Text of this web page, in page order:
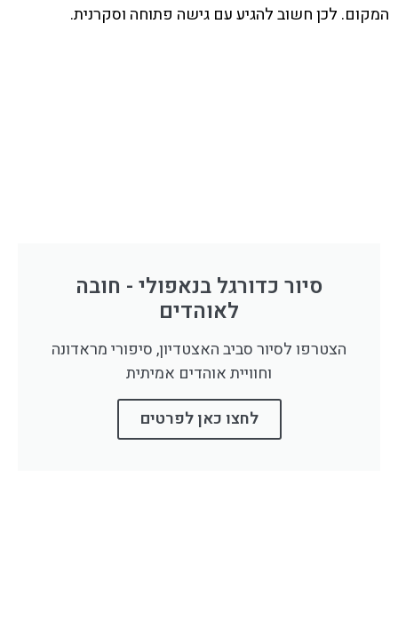
המקום. לכן חשוב להגיע עם גישה פתוחה וסקרנית.
סיור כדורגל בנאפולי - חובה
לאוהדים
הצטרפו לסיור סביב האצטדיון, סיפורי מראדונה
וחוויית אוהדים אמיתית
לחצו כאן לפרטים